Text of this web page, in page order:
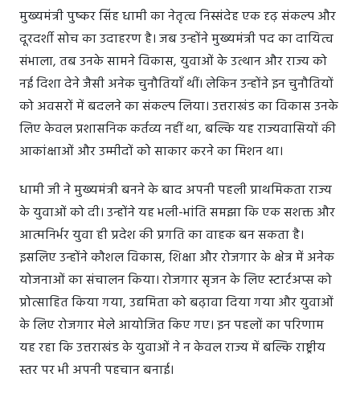
मुख्यमंत्री पुष्कर सिंह धामी का नेतृत्व निस्संदेह एक दृढ़ संकल्प और
दूरदर्शी सोच का उदाहरण है। जब उन्होंने मुख्यमंत्री पद का दायित्व
संभाला, तब उनके सामने विकास, युवाओं के उत्थान और राज्य को
नई दिशा देने जैसी अनेक चुनौतियाँ थीं। लेकिन उन्होंने इन चुनौतियों
को अवसरों में बदलने का संकल्प लिया। उत्तराखंड का विकास उनके
लिए केवल प्रशासनिक कर्तव्य नहीं था, बल्कि यह राज्यवासियों की
आकांक्षाओं और उम्मीदों को साकार करने का मिशन था।
धामी जी ने मुख्यमंत्री बनने के बाद अपनी पहली प्राथमिकता राज्य
के युवाओं को दी। उन्होंने यह भली-भांति समझा कि एक सशक्त और
आत्मनिर्भर युवा ही प्रदेश की प्रगति का वाहक बन सकता है।
इसलिए उन्होंने कौशल विकास, शिक्षा और रोजगार के क्षेत्र में अनेक
योजनाओं का संचालन किया। रोजगार सृजन के लिए स्टार्टअप्स को
प्रोत्साहित किया गया, उद्यमिता को बढ़ावा दिया गया और युवाओं
के लिए रोजगार मेले आयोजित किए गए। इन पहलों का परिणाम
यह रहा कि उत्तराखंड के युवाओं ने न केवल राज्य में बल्कि राष्ट्रीय
स्तर पर भी अपनी पहचान बनाई।